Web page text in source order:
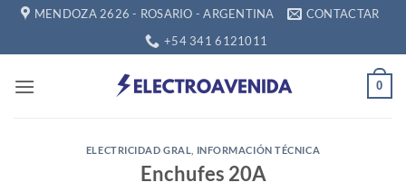
Saltar
contenido
MENDOZA 2626 - ROSARIO - ARGENTINA
CONTACTAR
+54 341 6121011
0
ELECTRICIDAD GRAL INFORMACIÓN TÉCNICA
Enchufes 20A